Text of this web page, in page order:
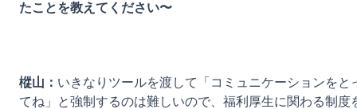
たことを教えてください〜
樅山： いきなりツールを渡して「コミュニケーションをと
てね」と強制するのは難しいので、福利厚生に関わる制度